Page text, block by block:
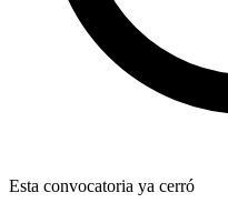
Esta convocatoria ya cerró